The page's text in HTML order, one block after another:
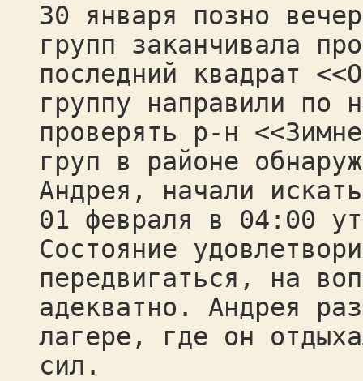
30 января позно
групп заканчивала
последний квадрат
группу направили по
проверять р-н
груп в районе
Андрея, начали
01 февраля в 04:00
Состояние
передвигаться, на
адекватно. Андрея
лагере, где он
сил.